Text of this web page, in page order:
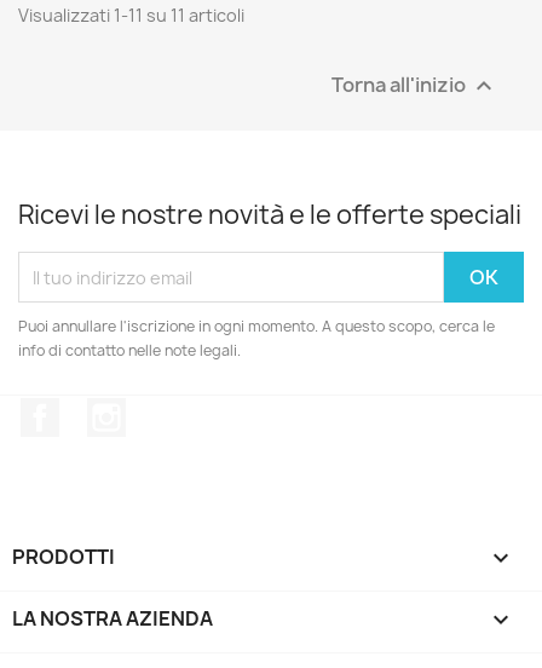
Visualizzati 1-11 su 11 articoli
Torna all'inizio 
Ricevi le nostre novità e le offerte speciali
Puoi annullare l'iscrizione in ogni momento. A questo scopo, cerca le
info di contatto nelle note legali.
PRODOTTI 
LA NOSTRA AZIENDA 